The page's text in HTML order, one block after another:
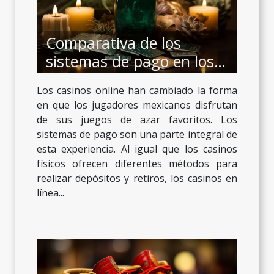
Comparativa de los
sistemas de pago en los
casinos online de México
Los casinos online han cambiado la forma
en que los jugadores mexicanos disfrutan
de sus juegos de azar favoritos. Los
sistemas de pago son una parte integral de
esta experiencia. Al igual que los casinos
físicos ofrecen diferentes métodos para
realizar depósitos y retiros, los casinos en
línea...